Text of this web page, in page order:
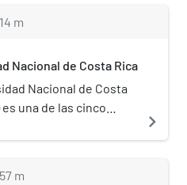
Domingo.
m
Nacional de Costa Rica
Nacional de Costa
es una de las cinco
con la Universidad de
navigate_next
m